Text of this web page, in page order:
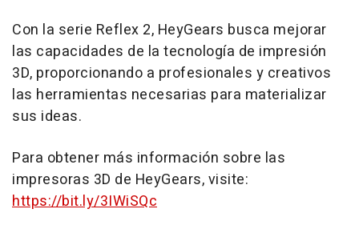
Con la serie Reflex 2, HeyGears busca mejorar
las capacidades de la tecnología de impresión
3D, proporcionando a profesionales y creativos
las herramientas necesarias para materializar
sus ideas.
Para obtener más información sobre las
impresoras 3D de HeyGears, visite:
https://bit.ly/3IWiSQc